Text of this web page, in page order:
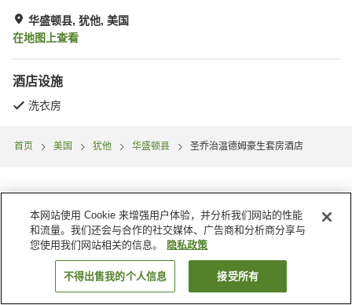
华盛顿县, 犹他, 美国
在地图上查看
酒店设施
洗衣房
首页 美国 犹他 华盛顿县 圣乔治温德姆豪生套房酒店
搜索客房
本网站使用 Cookie 来增强用户体验，并分析我们网站的性能
和流量。我们还会与合作的社交媒体、广告商和分析商分享与
您使用我们网站相关的信息。
隐私政策
不得出售我的个人信息 接受所有